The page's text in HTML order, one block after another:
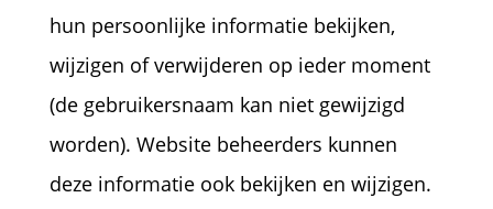
hun persoonlijke informatie bekijken,
wijzigen of verwijderen op ieder moment
(de gebruikersnaam kan niet gewijzigd
worden). Website beheerders kunnen
deze informatie ook bekijken en wijzigen.